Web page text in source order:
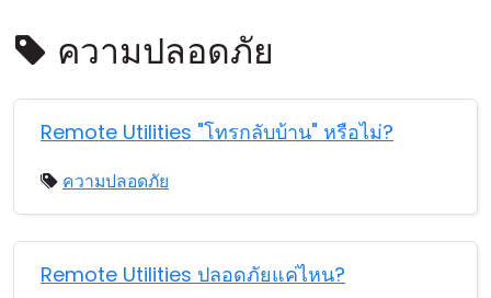
ความปลอดภัย
Remote Utilities "โทรกลับบ้าน" หรือไม่?
ความปลอดภัย
Remote Utilities ปลอดภัยแค่ไหน?
คลาวด์ & ออน-พรีมิส